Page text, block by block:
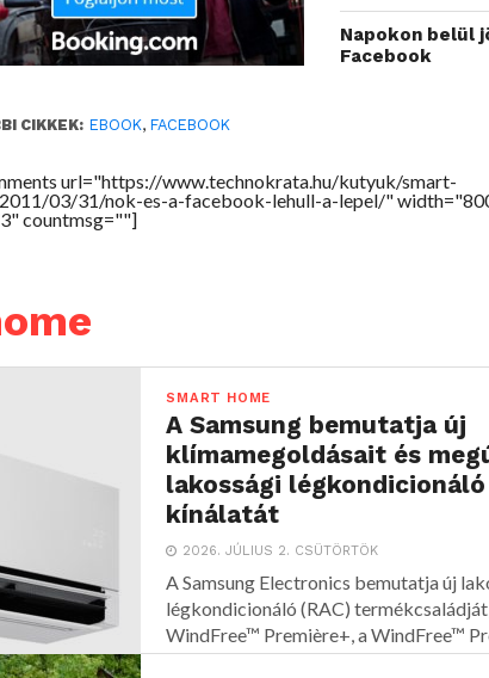
Napokon belül
Facebook
CIKKEK: EBOOK,FACEBOOK
url="https://www.technokrata.hu/kutyuk/smart-
03/31/nok-es-a-facebook-lehull-a-lepel/"
countmsg=""]
SMART HOME
A Samsung bemutatja új
klímamegoldásait és
lakossági légkondicionáló
kínálatát
2026. JÚLIUS 2. CSÜTÖRTÖK
A Samsung Electronics bemutatja új
légkondicionáló (RAC)
WindFree™ Première+, a WindFree™